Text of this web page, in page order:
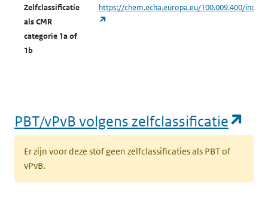
Zelfclassificatie
als CMR
categorie 1a of
1b
https://chem.echa.europa.eu/100.009.400/
PBT/vPvB volgens zelfclassificatie
Er zijn voor deze stof geen zelfclassificaties als PBT of
vPvB.